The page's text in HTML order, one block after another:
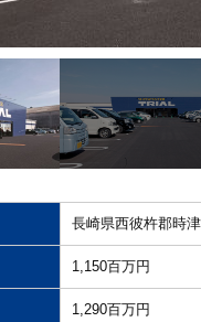
長崎県西彼杵郡時
1,150百万円
1,290百万円